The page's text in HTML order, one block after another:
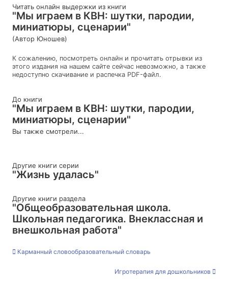
Читать онлайн выдержки из книги
"Мы играем в КВН: шутки, пародии,
миниатюры, сценарии"
(Автор Юношев)
К сожалению, посмотреть онлайн и прочитать отрывки из
этого издания на нашем сайте сейчас невозможно, а также
недоступно скачивание и распечка PDF-файл.
До книги
"Мы играем в КВН: шутки, пародии,
миниатюры, сценарии"
Вы также смотрели...
Другие книги серии
"Жизнь удалась"
Другие книги раздела
"Общеобразовательная школа.
Школьная педагогика. Внеклассная и
внешкольная работа"
Карманный словообразовательный словарь
Игротерапия для дошкольников